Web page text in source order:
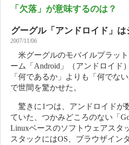
「欠落」が意味するのは？
グーグル「アンドロイド」
2007/11/06
米グーグルのモバイルプラット
ーム「Android」（アンドロイド
「何であるか」よりも「何でない
で世間を驚かせた。
驚きに1つは、アンドロイドが
ていた、つかみどころのない「
Linuxベースのソフトウェアスタ
スタックにはOS、ブラウザイン